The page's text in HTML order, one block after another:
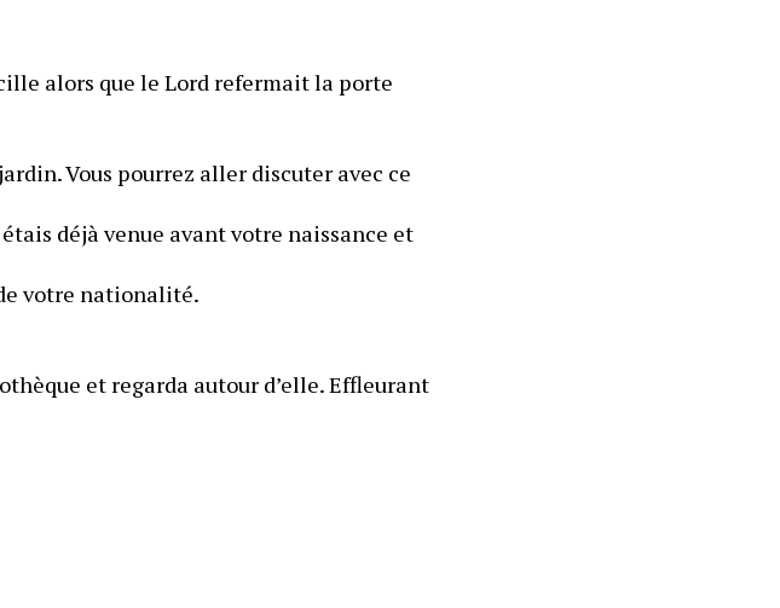
alors que le Lord refermait la porte
Vous pourrez aller discuter avec ce
déjà venue avant votre naissance et
votre nationalité.
et regarda autour d’elle. Effleurant